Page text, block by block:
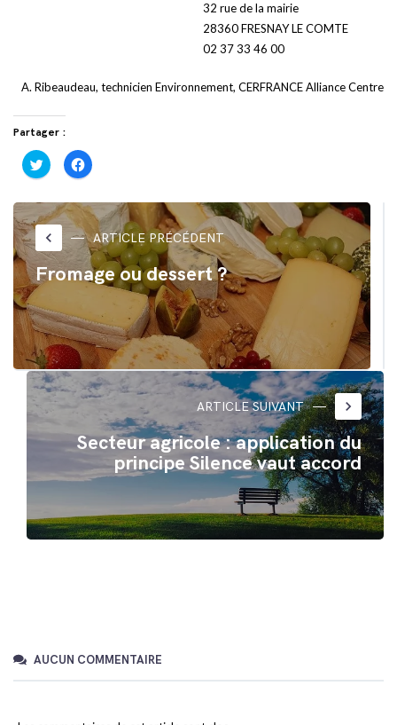
32 rue de la mairie
28360 FRESNAY LE COMTE
02 37 33 46 00
A. Ribeaudeau, technicien Environnement, CERFRANCE Alliance Centre
Partager :
Cliquez
pour
partager
Twitter(ouvre
dans
une
nouvelle
fenêtre)
Cliquez
pour
partager
Facebook(ouvre
dans
une
nouvelle
fenêtre)
keyboard_arrow_left ARTICLE PRÉCÉDENT
Fromage ou dessert ?
ARTICLE SUIVANT keyboard_arrow_right
Secteur agricole : application du
principe Silence vaut accord
AUCUN COMMENTAIRE